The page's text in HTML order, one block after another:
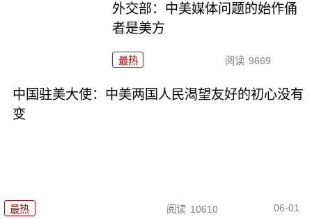
外交部：中美媒体问题的始作俑
者是美方
最热 阅读 9669
中国驻美大使：中美两国人民渴望友好的初心没有
变
最热 阅读 10610 06-01